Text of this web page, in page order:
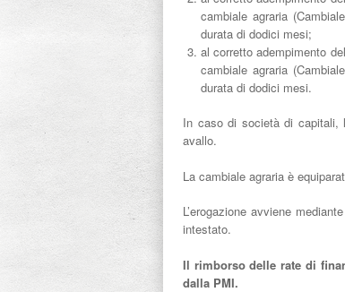
cambiale agraria
durata di dodici mesi;
al corretto adempimento
cambiale agraria
durata di dodici mesi.
In caso di società di capitali,
avallo.
La cambiale agraria è
L’erogazione avviene
intestato.
Il rimborso delle rate di
dalla PMI.